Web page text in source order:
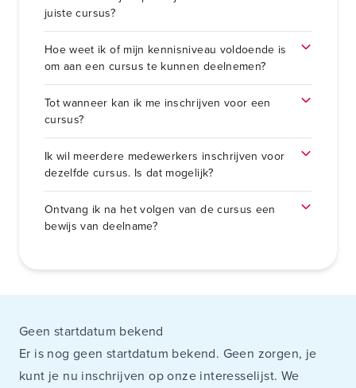
juiste cursus?
Hoe weet ik of mijn kennisniveau voldoende is
om aan een cursus te kunnen deelnemen?
Tot wanneer kan ik me inschrijven voor een
cursus?
Ik wil meerdere medewerkers inschrijven voor
dezelfde cursus. Is dat mogelijk?
Ontvang ik na het volgen van de cursus een
bewijs van deelname?
Geen startdatum bekend
Er is nog geen startdatum bekend. Geen zorgen, je
kunt je nu inschrijven op onze interesselijst. We